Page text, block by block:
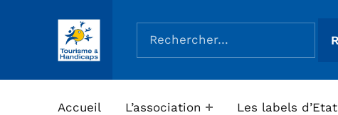
ASSOCIATION TOURISME ET HANDICAPS
Rechercher :
Accueil L’association Les labels d’Etat